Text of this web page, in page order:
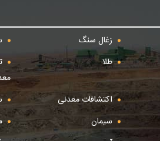
زغال سنگ
طلا
اکتشافات معدنی
سیمان